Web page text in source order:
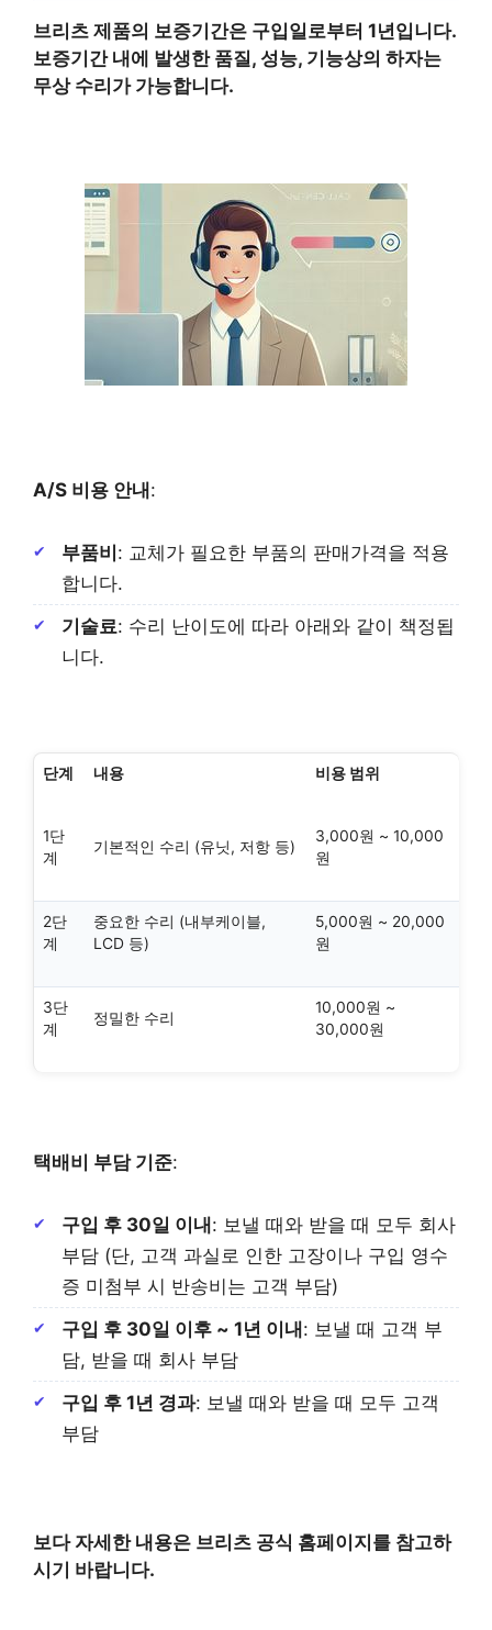
브리츠 제품의 보증기간은 구입일로부터 1년입니다.
보증기간 내에 발생한 품질, 성능, 기능상의 하자는
무상 수리가 가능합니다.
A/S 비용 안내:
부품비 : 교체가 필요한 부품의 판매가격을 적용
합니다.
기술료: 수리 난이도에 따라 아래와 같이 책정됩
니다.
단계 내용 비용 범위
1단
계
기본적인 수리 (유닛, 저항 등)
3,000원 ~ 10,000
원
2단
계
중요한 수리 (내부케이블,
LCD 등)
5,000원 ~ 20,000
원
3단
계
정밀한 수리
10,000원 ~
30,000원
택배비 부담 기준:
구입 후 30일 이내 : 보낼 때와 받을 때 모두 회사
부담 (단, 고객 과실로 인한 고장이나 구입 영수
증 미첨부 시 반송비는 고객 부담)
구입 후 30일 이후 ~ 1년 이내 : 보낼 때 고객 부
담, 받을 때 회사 부담
구입 후 1년 경과: 보낼 때와 받을 때 모두 고객
부담
보다 자세한 내용은 브리츠 공식 홈페이지를 참고하
시기 바랍니다.